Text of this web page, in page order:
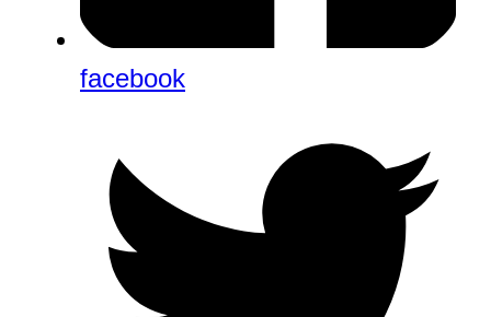
facebook